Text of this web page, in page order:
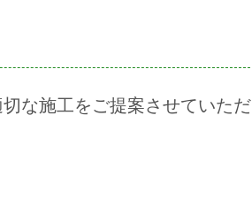
な施工をご提案させていただ